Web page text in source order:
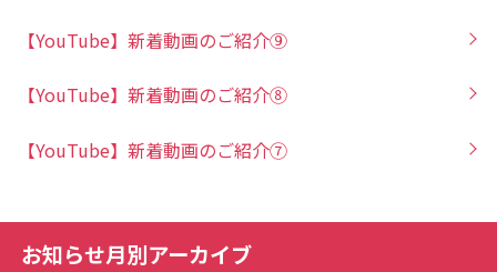
【YouTube】新着動画のご紹介⑨
【YouTube】新着動画のご紹介⑧
【YouTube】新着動画のご紹介⑦
お知らせ月別アーカイブ